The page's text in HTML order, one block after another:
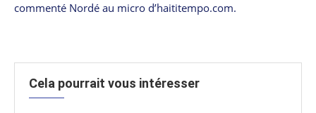
commenté Nordé au micro d’haititempo.com.
Cela pourrait vous intéresser